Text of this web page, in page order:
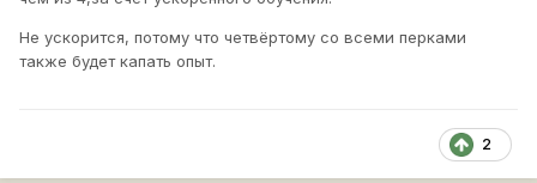
Не ускорится, потому что четвёртому со всеми перками
также будет капать опыт.
2